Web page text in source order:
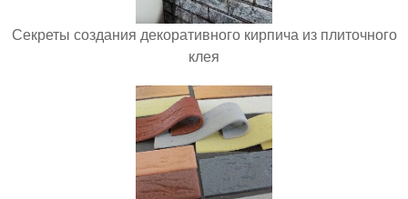
Секреты создания декоративного кирпича из плиточного
клея